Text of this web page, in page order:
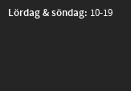
Lördag & söndag: 10-19